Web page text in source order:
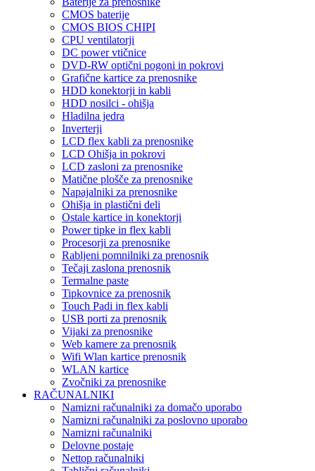
CMOS baterije
CMOS BIOS CHIPI
CPU ventilatorji
DC power vtičnice
DVD-RW optični pogoni in pokrovi
Grafične kartice za prenosnike
HDD konektorji in kabli
HDD nosilci - ohišja
Hladilna jedra
Inverterji
LCD flex kabli za prenosnike
LCD Ohišja in pokrovi
LCD zasloni za prenosnike
Matične plošče za prenosnike
Napajalniki za prenosnike
Ohišja in plastični deli
Ostale kartice in konektorji
Power tipke in flex kabli
Procesorji za prenosnike
Rabljeni pomnilniki za prenosnik
Tečaji zaslona prenosnik
Termalne paste
Tipkovnice za prenosnik
Touch Padi in flex kabli
USB porti za prenosnik
Vijaki za prenosnike
Web kamere za prenosnik
Wifi Wlan kartice prenosnik
WLAN kartice
Zvočniki za prenosnike
RAČUNALNIKI
Namizni računalniki za domačo uporabo
Namizni računalniki za poslovno uporabo
Namizni računalniki
Delovne postaje
Nettop računalniki